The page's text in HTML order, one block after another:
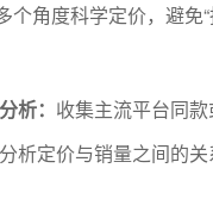
个角度科学定价，避免
析： 收集主流平台同
析定价与销量之间的